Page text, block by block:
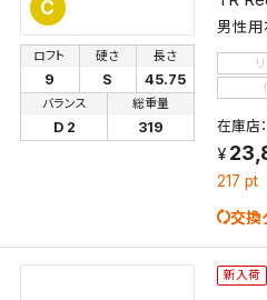
C
男性用
ロフト
9
硬さ
S
長さ
45.75
バランス
D 2
総重量
319 在庫店
217 pt
交換
新入荷